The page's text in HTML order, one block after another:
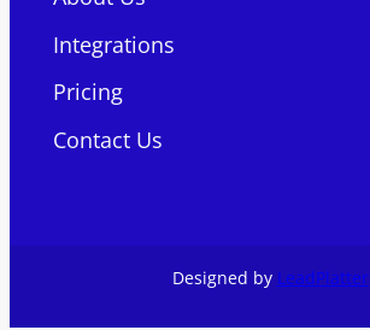
Integrations
Pricing
Contact Us
Designed by LeadPlatter